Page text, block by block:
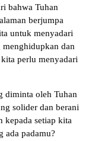
bahwa Tuhan
berjumpa
untuk menyadari
menghidupkan dan
perlu menyadari
diminta oleh Tuhan
solider dan berani
kepada setiap kita
ada padamu?